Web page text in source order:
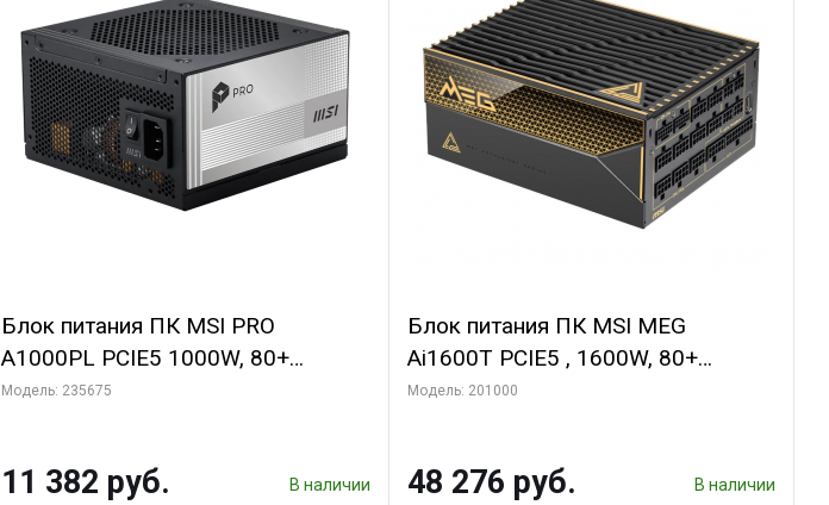
Блок питания ПК MSI PRO
A1000PL PCIE5 1000W, 80+
Platinum, полностью модульный,
Модель: 235675
11 382 руб. В наличии
Блок питания ПК MSI MEG
Ai1600T PCIE5 , 1600W, 80+
Titanium, полностью модульный,
Модель: 201000
48 276 руб. В наличии